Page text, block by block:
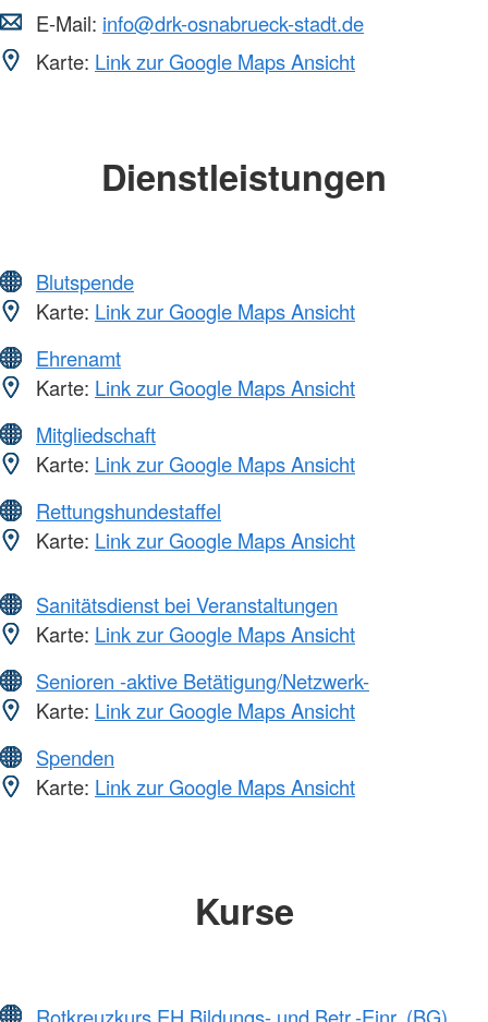
E-Mail: info@drk-osnabrueck-stadt.de
Karte: Link zur Google Maps Ansicht
Dienstleistungen
Blutspende
Karte: Link zur Google Maps Ansicht
Ehrenamt
Karte: Link zur Google Maps Ansicht
Mitgliedschaft
Karte: Link zur Google Maps Ansicht
Rettungshundestaffel
Karte: Link zur Google Maps Ansicht
Sanitätsdienst bei Veranstaltungen
Karte: Link zur Google Maps Ansicht
Senioren -aktive Betätigung/Netzwerk-
Karte: Link zur Google Maps Ansicht
Spenden
Karte: Link zur Google Maps Ansicht
Kurse